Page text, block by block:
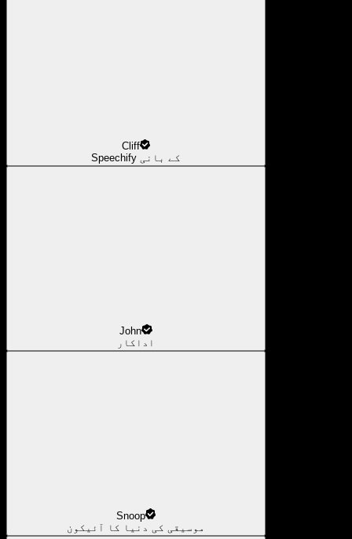
Cliff
Speechify کے بانی
John
اداکار
Snoop
موسیقی کی دنیا کا آئیکون